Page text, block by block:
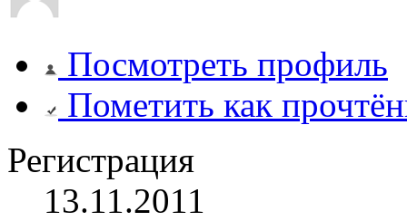
Посмотреть профиль
Пометить как
Регистрация
13.11.2011